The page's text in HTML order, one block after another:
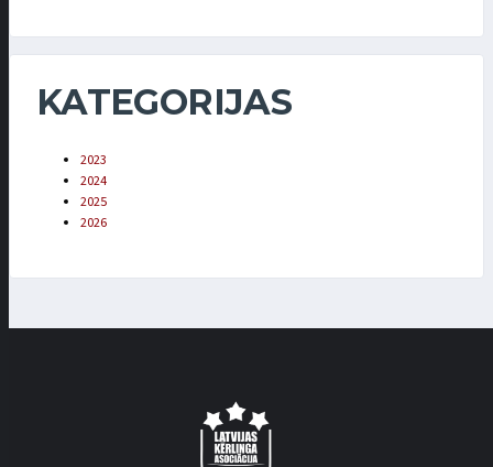
KATEGORIJAS
2023
2024
2025
2026